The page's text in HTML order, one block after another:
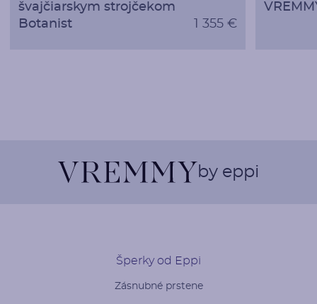
švajčiarskym strojčekom
Botanist
1 355 €
by eppi
Šperky od Eppi
Zásnubné prstene